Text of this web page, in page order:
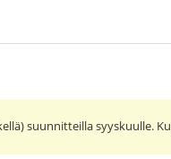
suunnitteilla syyskuulle.